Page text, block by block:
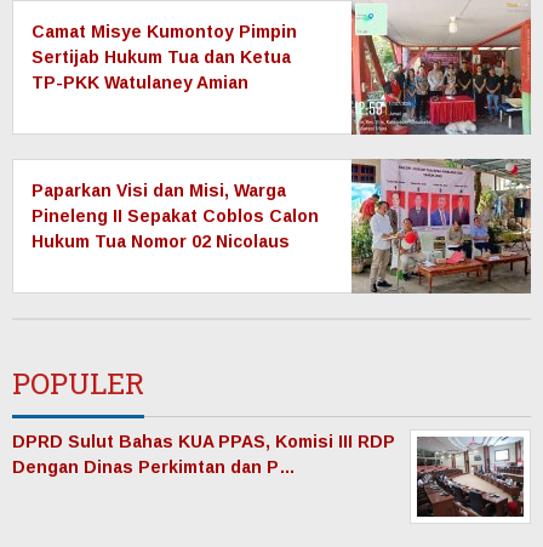
Camat Misye Kumontoy Pimpin
Sertijab Hukum Tua dan Ketua
TP-PKK Watulaney Amian
Paparkan Visi dan Misi, Warga
Pineleng II Sepakat Coblos Calon
Hukum Tua Nomor 02 Nicolaus
POPULER
DPRD Sulut Bahas KUA PPAS, Komisi III RDP
Dengan Dinas Perkimtan dan P…